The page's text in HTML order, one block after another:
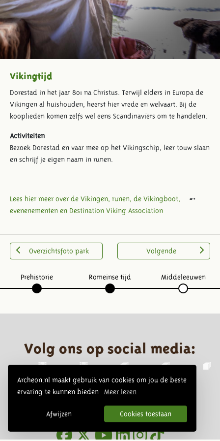
Archeon.nl maakt gebruik van cookies om jou de beste
ervaring te kunnen bieden.
Meer lezen
Afwijzen Cookies toestaan
Vikingtijd
Dorestad in het jaar 801 na Christus. Terwijl elders in Europa de
Vikingen al huishouden, heerst hier vrede en welvaart. Bij de
kooplieden komen zelfs wel eens Scandinaviërs om te handelen.
Activiteiten
Bezoek Dorestad en vaar mee op het Vikingschip, leer touw slaan
en schrijf je eigen naam in runen.
Lees hier meer over de Vikingen, runen, de Vikingboot,
evenenementen en Destination Viking Association
Overzichtsfoto park Volgende
Prehistorie Romeinse tijd Middeleeuwen
Volg ons op social media: